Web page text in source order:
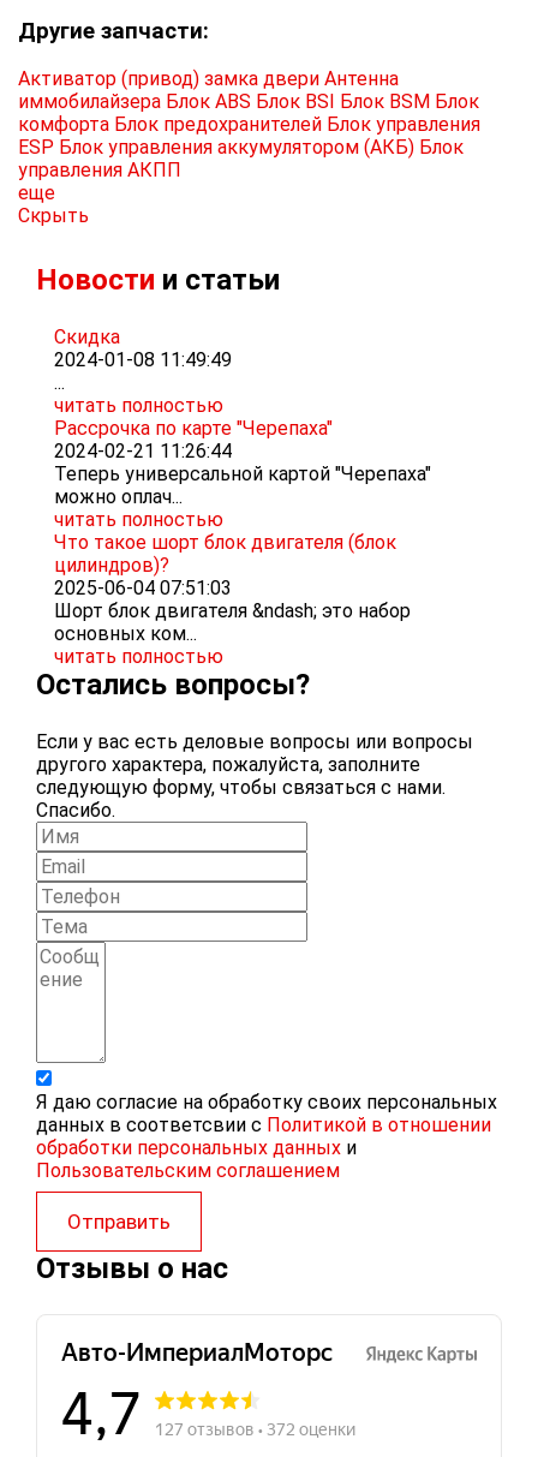
Другие запчасти:
Активатор (привод) замка двери Антенна
иммобилайзера Блок ABS Блок BSI Блок BSM Блок
комфорта Блок предохранителей Блок управления
ESP Блок управления аккумулятором (АКБ) Блок
управления АКПП
еще
Скрыть
Новости и статьи
Скидка
2024-01-08 11:49:49
...
читать полностью
Рассрочка по карте "Черепаха"
2024-02-21 11:26:44
Теперь универсальной картой "Черепаха"
можно оплач...
читать полностью
Что такое шорт блок двигателя (блок
цилиндров)?
2025-06-04 07:51:03
Шорт блок двигателя &ndash; это набор
основных ком...
читать полностью
Остались вопросы?
Если у вас есть деловые вопросы или вопросы
другого характера, пожалуйста, заполните
следующую форму, чтобы связаться с нами.
Спасибо.
Я даю согласие на обработку своих персональных
данных в соответсвии с Политикой в отношении
обработки персональных данных и
Пользовательским соглашением
Отправить
Отзывы о нас